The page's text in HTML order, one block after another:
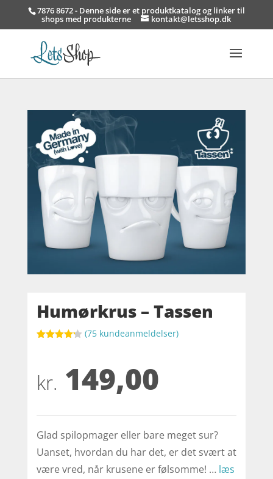
7876 8672 - Denne side er et produktkatalog og linker til
shops med produkterne kontakt@letsshop.dk
Humørkrus – Tassen
på
kundebedø
(75 kundeanmeldelser)
kr. 149,00
Glad spilopmager eller bare meget sur?
Uanset, hvordan du har det, er det svært at
være vred, når krusene er følsomme! … læs